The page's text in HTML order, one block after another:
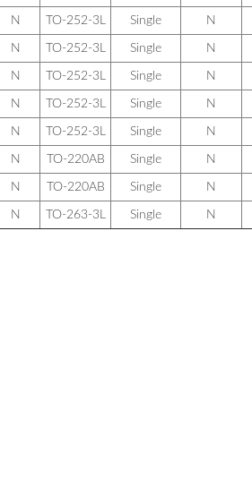
N TO-252-3L Single N
N TO-252-3L Single N
N TO-252-3L Single N
N TO-252-3L Single N
N TO-252-3L Single N
N TO-220AB Single N
N TO-220AB Single N
N TO-263-3L Single N